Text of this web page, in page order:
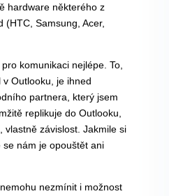
hardware některého z
Samsung, Acer,
komunikaci nejlépe. To,
Outlooku, je ihned
partnera, který jsem
replikuje do Outlooku,
závislost. Jakmile si
nám je opouštět ani
nezmínit i možnost